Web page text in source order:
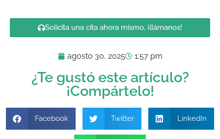
Solicita una cita ahora mismo, ¡llámanos!
agosto 30, 2025 1:57 pm
¿Te gustó este artículo?
¡Compártelo!
Facebook Twitter LinkedIn